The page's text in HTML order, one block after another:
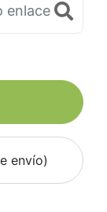
envío)